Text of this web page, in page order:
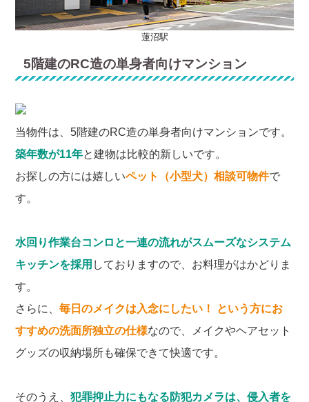
蓮沼駅
5階建のRC造の単身者向けマンション
当物件は、5階建のRC造の単身者向けマンションです。
築年数が11年と建物は比較的新しいです。
お探しの方には嬉しいペット（小型犬）相談可物件で
す。
水回り作業台コンロと一連の流れがスムーズなシステム
キッチンを採用 しておりますので、お料理がはかどりま
す。
さらに、毎日のメイクは入念にしたい！ という方にお
すすめの洗面所独立の仕様なので、メイクやヘアセット
グッズの収納場所も確保できて快適です。
そのうえ、犯罪抑止力にもなる防犯カメラは、侵入者を